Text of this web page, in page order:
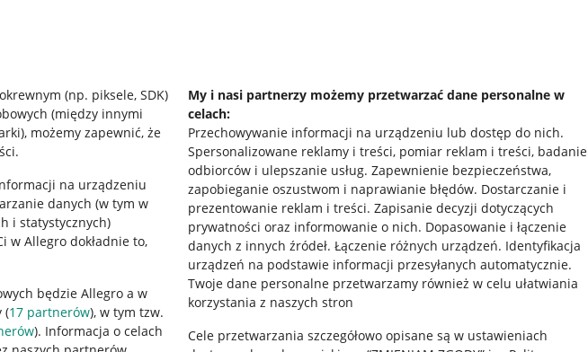
(np. piksele, SDK)
(między innymi
, możemy zapewnić, że
na urządzeniu
danych (w tym w
i statystycznych)
w Allegro dokładnie to,
będzie Allegro a w
(17 partnerów), w tym tzw.
). Informacja o celach
My i nasi partnerzy możemy przetwarzać dane personalne w
celach:
Przechowywanie informacji na urządzeniu lub dostęp do nich.
Spersonalizowane reklamy i treści, pomiar reklam i treści, badanie
odbiorców i ulepszanie usług. Zapewnienie bezpieczeństwa,
zapobieganie oszustwom i naprawianie błędów. Dostarczanie i
prezentowanie reklam i treści. Zapisanie decyzji dotyczących
prywatności oraz informowanie o nich. Dopasowanie i łączenie
danych z innych źródeł. Łączenie różnych urządzeń. Identyfikacja
urządzeń na podstawie informacji przesyłanych automatycznie.
Twoje dane personalne przetwarzamy również w celu ułatwiania
korzystania z naszych stron
Cele przetwarzania szczegółowo opisane są w ustawieniach
Regulamin
Polityka plików "cookies"
Pobierz aplikację